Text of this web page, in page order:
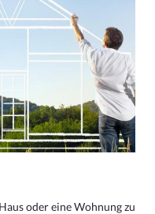
oder eine Wohnung zu